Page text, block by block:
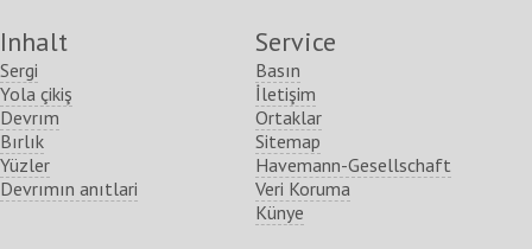
Inhalt
Sergi
Yola çikiş
Devrım
Bırlık
Yüzler
Devrımın anıtlari
Service
Basın
İletişim
Ortaklar
Sitemap
Havemann-Gesellschaft
Veri Koruma
Künye